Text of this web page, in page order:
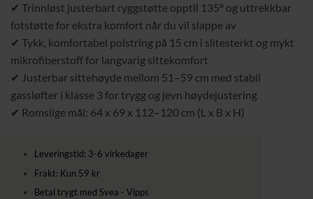
✔ Trinnløst justerbart ryggstøtte opptil 135° og uttrekkbar
fotstøtte for ekstra komfort når du vil slappe av
✔ Tykk, komfortabel polstring på 15 cm i slitesterkt og mykt
mikrofiberstoff for langvarig sittekomfort
✔ Justerbar sittehøyde mellom 51–59 cm med stabil
gassløfter i klasse 3 for trygg og jevn høydejustering
✔ Romslige mål: 64 x 69 x 112–120 cm (L x B x H)
Leveringstid: 3-6 virkedager
Frakt: Kun 59 kr
Betal trygt med Svea - Vipps